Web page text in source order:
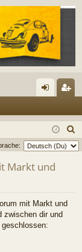
m
el
ist
rie
u
Markt und
mit Markt und
zwischen dir und